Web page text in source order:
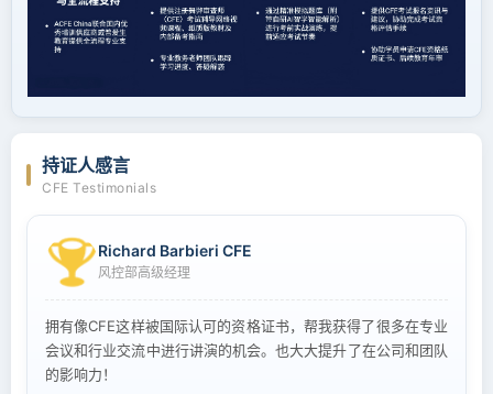
持证人感言
CFE Testimonials
Richard Barbieri CFE
风控部高级经理
拥有像CFE这样被国际认可的资格证书，帮我获得了很多在专业
会议和行业交流中进行讲演的机会。也大大提升了在公司和团队
的影响力！